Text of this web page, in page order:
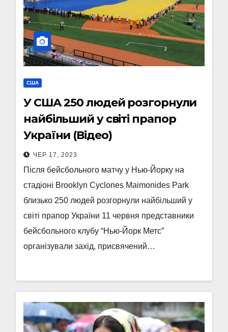
США
У США 250 людей розгорнули
найбільший у світі прапор
України (Відео)
ЧЕР 17, 2023
Після бейсбольного матчу у Нью-Йорку на
стадіоні Brooklyn Cyclones Maimonides Park
близько 250 людей розгорнули найбільший у
світі прапор України 11 червня представники
бейсбольного клубу “Нью-Йорк Метс”
організували захід, присвячений…